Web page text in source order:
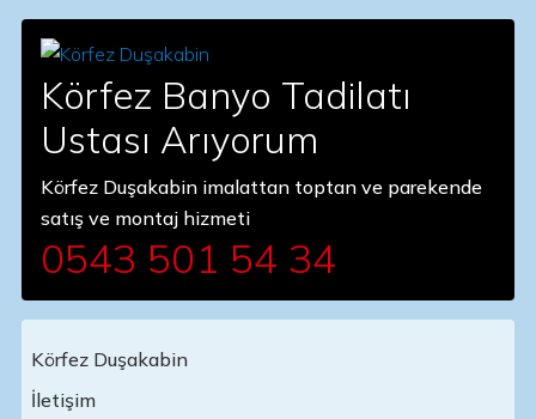
Körfez Banyo Tadilatı
Ustası Arıyorum
Körfez Duşakabin imalattan toptan ve parekende
satış ve montaj hizmeti
0543 501 54 34
Main Navigation
Körfez Duşakabin
İletişim